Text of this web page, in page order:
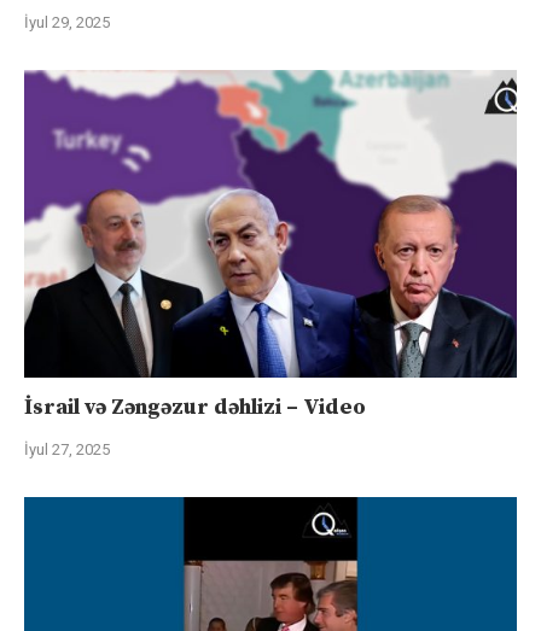
İyul 29, 2025
İsrail və Zəngəzur dəhlizi – Video
İyul 27, 2025